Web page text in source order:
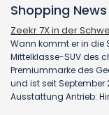
Shopping News
Zeekr 7X in der
Wann kommt er in die
Mittelklasse-SUV des
Premiummarke des
und ist seit
Ausstattung Antrieb: